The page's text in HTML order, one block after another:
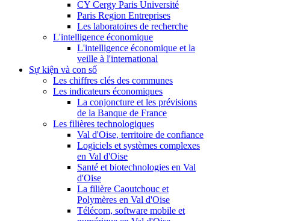
CY Cergy Paris Université
Paris Region Entreprises
Les laboratoires de recherche
L'intelligence économique
L'intelligence économique et la
veille à l'international
Sự kiện và con số
Les chiffres clés des communes
Les indicateurs économiques
La conjoncture et les prévisions
de la Banque de France
Les filières technologiques
Val d'Oise, territoire de confiance
Logiciels et systèmes complexes
en Val d'Oise
Santé et biotechnologies en Val
d'Oise
La filière Caoutchouc et
Polymères en Val d'Oise
Télécom, software mobile et